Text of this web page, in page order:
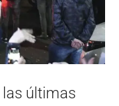
las últimas